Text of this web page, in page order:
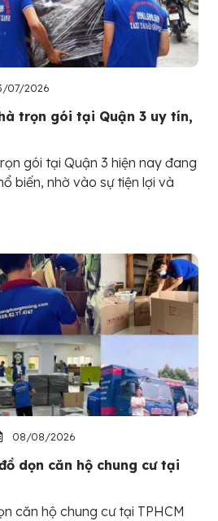
07/2026
trọn gói tại Quận 3 uy tín,
gói tại Quận 3 hiện nay đang
biến, nhờ vào sự tiện lợi và
08/08/2026
dọn căn hộ chung cư tại
căn hộ chung cư tại TPHCM